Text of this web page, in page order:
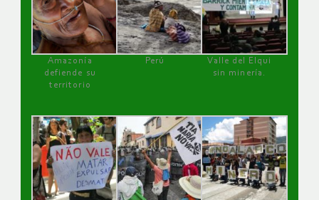
Amazonía
defiende su
territorio
Perú
Valle del Elqui
sin minería.